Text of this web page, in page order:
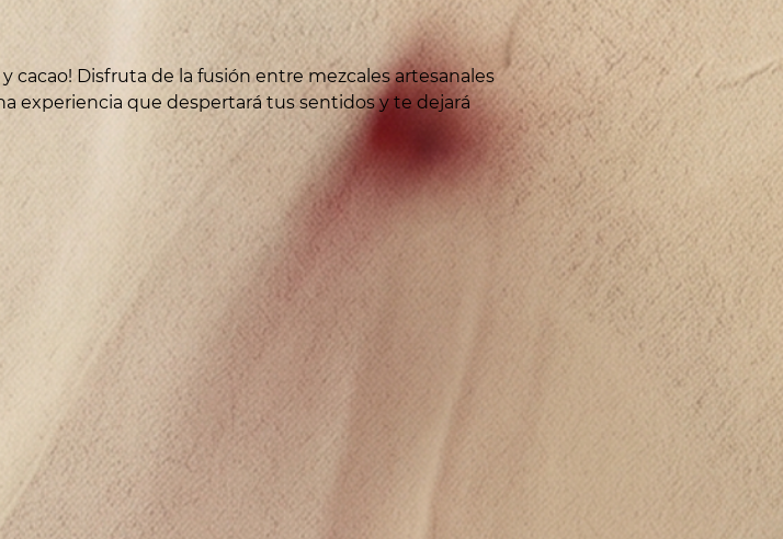
cacao! Disfruta de la fusión entre mezcales artesanales
experiencia que despertará tus sentidos y te dejará